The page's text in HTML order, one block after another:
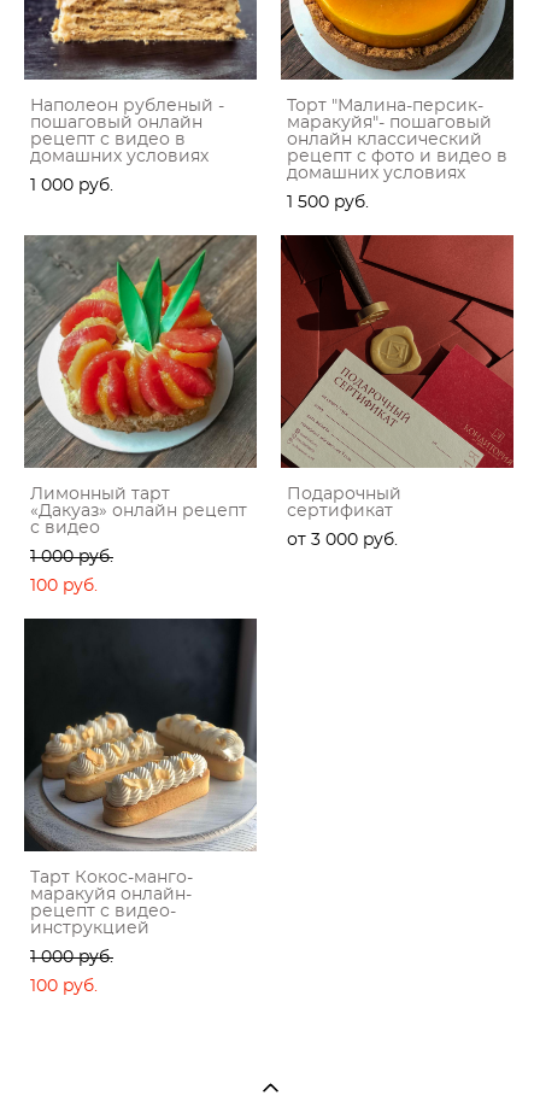
Наполеон рубленый -
пошаговый онлайн
рецепт с видео в
домашних условиях
1 000 pуб.
Торт "Малина-персик-
маракуйя"- пошаговый
онлайн классический
рецепт с фото и видео в
домашних условиях
1 500 pуб.
Лимонный тарт
«Дакуаз» онлайн рецепт
с видео
1 000 pуб.
100 pуб.
Подарочный
сертификат
от 3 000 pуб.
Тарт Кокос-манго-
маракуйя онлайн-
рецепт с видео-
инструкцией
1 000 pуб.
100 pуб.